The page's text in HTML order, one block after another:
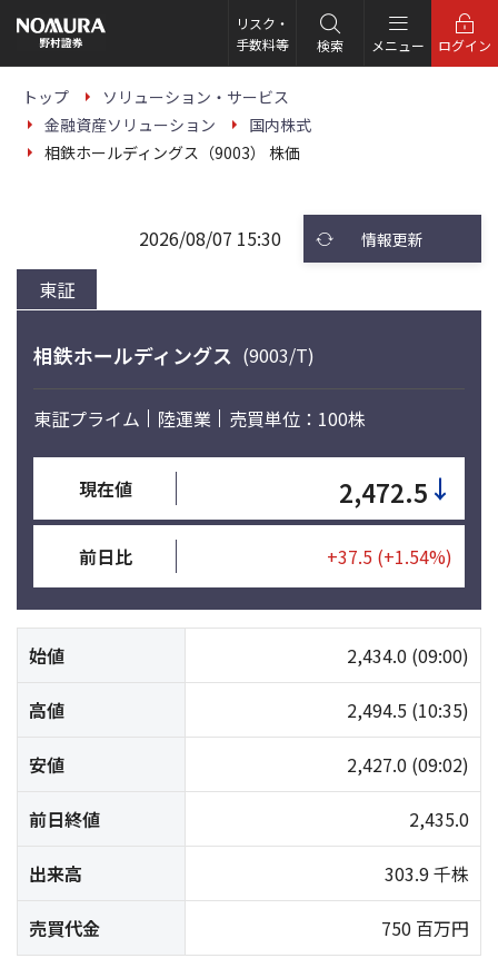
の
ー
リスク・
手数料等
検索 メニュー ログイン
トップ
ソリューション・サービス
金融資産ソリューション
国内株式
相鉄ホールディングス（9003） 株価
東証
2026/08/07 15:30 情報更新
相鉄ホールディングス (9003/T)
東証プライム 陸運業 売買単位：100株
現在値 2,472.5 ↓
前日比 +37.5 (+1.54%)
始値 2,434.0 (09:00)
高値 2,494.5 (10:35)
安値 2,427.0 (09:02)
前日終値 2,435.0
出来高 303.9 千株
売買代金 750 百万円